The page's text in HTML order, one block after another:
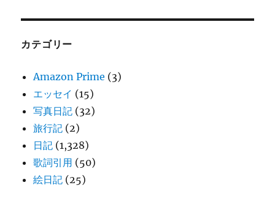
カテゴリー
Amazon Prime (3)
エッセイ (15)
写真日記 (32)
旅行記 (2)
日記 (1,328)
歌詞引用 (50)
絵日記 (25)